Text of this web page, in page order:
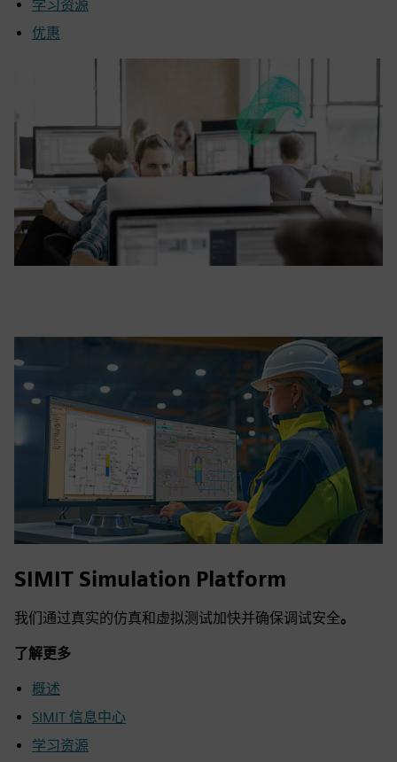
学习资源
优惠
SIMIT Simulation Platform
我们通过真实的仿真和虚拟测试加快并确保调试安全。
了解更多
概述
SIMIT 信息中心
学习资源